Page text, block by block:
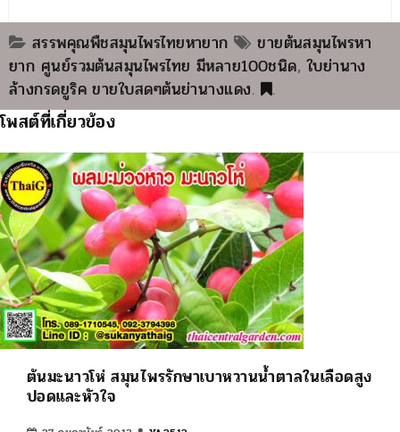
สรรพคุณพืชสมุนไพรไทยหายาก
ขายต้นสมุนไพรหา
ยาก ศูนย์รวมต้นสมุนไพรไทย มีหลาย100ชนิด,ใบย่านาง
ล้างกรดยูริค ขายใบสดๆต้นย่านางแดง. .
โพสต์ที่เกี่ยวข้อง
ต้นมะนาวโห่ สมุนไพรรักษาเบาหวานน้ำตาลในเลือดสูง
ปอดและหัวใจ